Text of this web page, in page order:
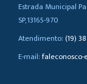
Estrada Municipal
SP, 13165-970
Atendimento:(19)
E-mail:faleconosco-